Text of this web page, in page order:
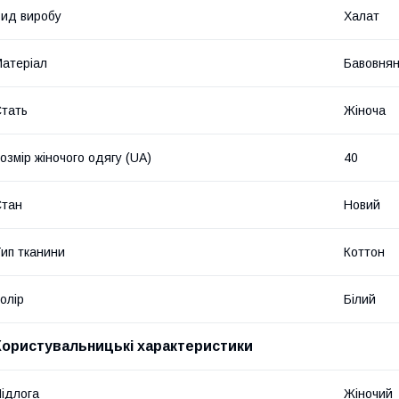
виробу Халат
Жіноча
жіночого одягу (UA) 40
Новий
тканини Коттон
Білий
характеристики
Жіночий